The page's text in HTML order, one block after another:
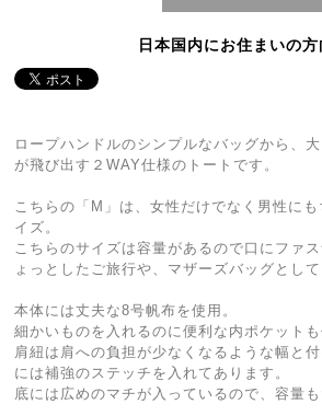
日本国内にお住まいの方
ロープハンドルのシンプルなバッグから、
が飛び出す２WAY仕様のトートです。
こちらの「M」は、女性だけでなく男性に
イズ。
こちらのサイズは容量があるので口にファ
ょっとしたご旅行や、マザーズバッグとして
本体には丈夫な8号帆布を使用。
細かいものを入れるのに便利な内ポケットも
肩紐は肩への負担が少なくなるような幅と
には補強のステッチを入れてあります。
底には広めのマチが入っているので、容量も